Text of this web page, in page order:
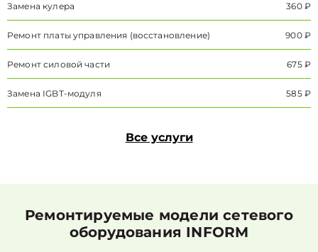
Замена кулера 360 ₽
Ремонт платы управления (восстановление) 900 ₽
Ремонт силовой части 675 ₽
Замена IGBT-модуля 585 ₽
Все услуги
Ремонтируемые модели сетевого
оборудования INFORM